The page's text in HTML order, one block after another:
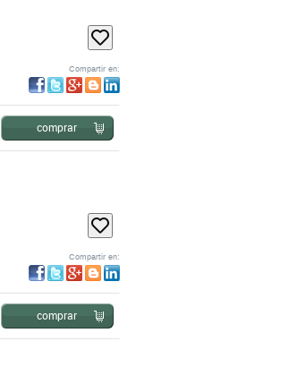
Compartir en:
comprar
Compartir en:
comprar